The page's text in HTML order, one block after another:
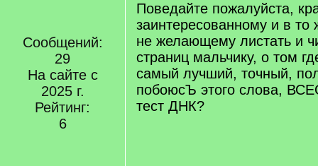
Сообщений:
29
На сайте с
2025 г.
Рейтинг:
6
Поведайте пожалуйста,
заинтересованному и в то
не желающему листать и
страниц мальчику, о том
самый лучший, точный,
побоюсЪ этого слова,
тест ДНК?